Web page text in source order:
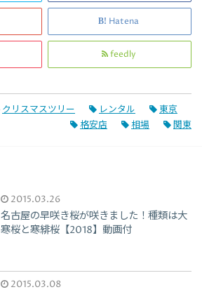
Hatena
feedly
クリスマスツリー レンタル
東京
格安店
相場 関東
2015.03.26
名古屋の早咲き桜が咲きました！種類は大
寒桜と寒緋桜【2018】動画付
2015.03.08